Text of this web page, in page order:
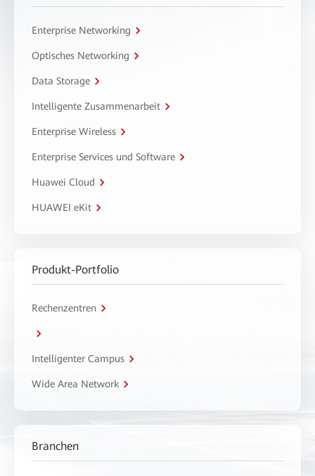
Enterprise Networking
Optisches Networking
Data Storage
Intelligente Zusammenarbeit
Enterprise Wireless
Enterprise Services und Software
Huawei Cloud
HUAWEI eKit
Produkt-Portfolio
Rechenzentren
Intelligenter Campus
Wide Area Network
Branchen